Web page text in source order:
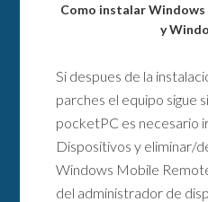
Como instalar
y
Si despues de la
parches el equipo sigue
pocketPC es necesario
Dispositivos y eliminar/
Windows Mobile
del administrador de